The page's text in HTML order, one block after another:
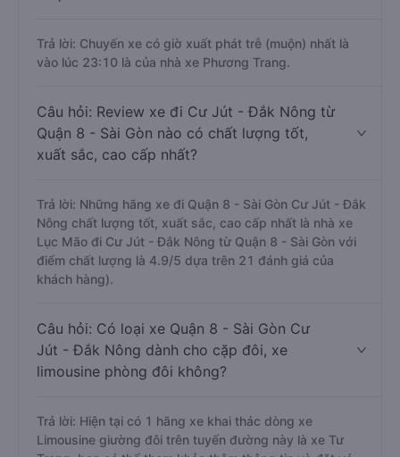
Trả lời: Chuyến xe có giờ xuất phát trễ (muộn) nhất là
vào lúc 23:10 là của nhà xe Phương Trang.
Câu hỏi: Review xe đi Cư Jút - Đắk Nông từ
Quận 8 - Sài Gòn nào có chất lượng tốt,
xuất sắc, cao cấp nhất?
Trả lời: Những hãng xe đi Quận 8 - Sài Gòn Cư Jút - Đắk
Nông chất lượng tốt, xuất sắc, cao cấp nhất là nhà xe
Lục Mão đi Cư Jút - Đắk Nông từ Quận 8 - Sài Gòn với
điểm chất lượng là 4.9/5 dựa trên 21 đánh giá của
khách hàng).
Câu hỏi: Có loại xe Quận 8 - Sài Gòn Cư
Jút - Đắk Nông dành cho cặp đôi, xe
limousine phòng đôi không?
Trả lời: Hiện tại có 1 hãng xe khai thác dòng xe
Limousine giường đôi trên tuyến đường này là xe Tư